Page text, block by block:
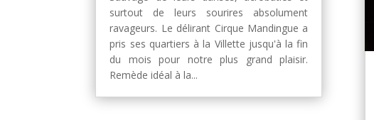
surtout de leurs sourires absolument
ravageurs. Le délirant Cirque Mandingue a
pris ses quartiers à la Villette jusqu'à la fin
du mois pour notre plus grand plaisir.
Remède idéal à la...